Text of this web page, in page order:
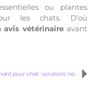
ou plantes
les chats. D’où
avis vétérinaireavant
Calmant pour chat : solutions naturelles contre le stress